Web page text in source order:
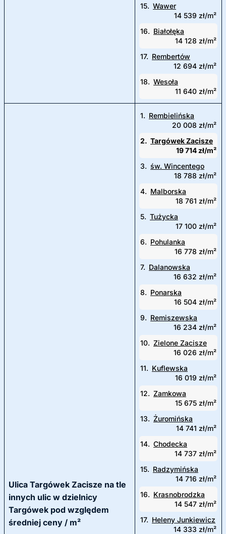
15. Wawer
14 539 zł/m²
16. Białołęka
14 128 zł/m²
17. Rembertów
12 694 zł/m²
18. Wesoła
11 640 zł/m²
Ulica Targówek Zacisze na tle
innych ulic w dzielnicy
Targówek pod względem
średniej ceny / m²
1. Rembielińska
20 008 zł/m²
2. Targówek Zacisze
19 714 zł/m²
3. św. Wincentego
18 788 zł/m²
4. Malborska
18 761 zł/m²
5. Tużycka
17 100 zł/m²
6. Pohulanka
16 778 zł/m²
7. Dalanowska
16 632 zł/m²
8. Ponarska
16 504 zł/m²
9. Remiszewska
16 234 zł/m²
10. Zielone Zacisze
16 026 zł/m²
11. Kuflewska
16 019 zł/m²
12. Zamkowa
15 675 zł/m²
13. Żuromińska
14 741 zł/m²
14. Chodecka
14 737 zł/m²
15. Radzymińska
14 716 zł/m²
16. Krasnobrodzka
14 547 zł/m²
17. Heleny Junkiewicz
14 333 zł/m²